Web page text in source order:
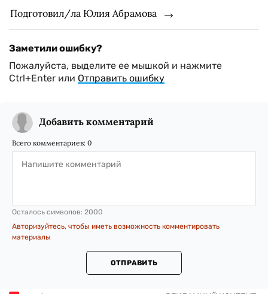
Подготовил/ла Юлия Абрамова
Заметили ошибку?
Пожалуйста, выделите ее мышкой и нажмите
Ctrl+Enter или Отправить ошибку
Добавить комментарий
Всего комментариев: 0
Осталось символов: 2000
Авторизуйтесь, чтобы иметь возможность комментировать
материалы
ОТПРАВИТЬ